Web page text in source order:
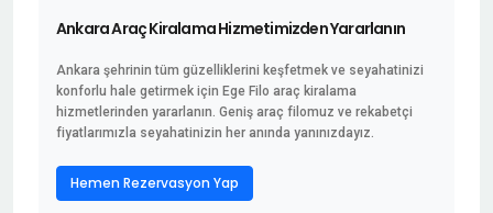
Ankara Araç Kiralama Hizmetimizden Yararlanın
Ankara şehrinin tüm güzelliklerini keşfetmek ve seyahatinizi
konforlu hale getirmek için Ege Filo araç kiralama
hizmetlerinden yararlanın. Geniş araç filomuz ve rekabetçi
fiyatlarımızla seyahatinizin her anında yanınızdayız.
Hemen Rezervasyon Yap